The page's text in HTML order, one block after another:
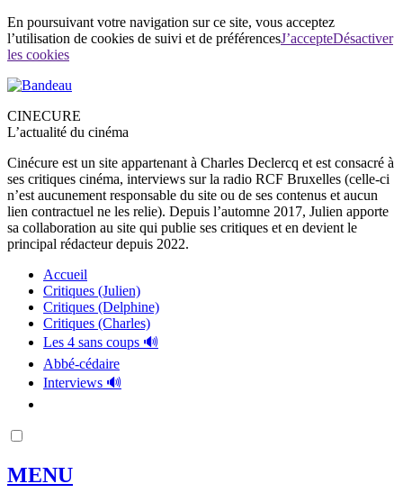
En poursuivant votre navigation sur ce site, vous acceptez
l’utilisation de cookies de suivi et de préférencesJ’accepteDésactiver
les cookies
CINECURE
L’actualité du cinéma
Cinécure est un site appartenant à Charles Declercq et est consacré à
ses critiques cinéma, interviews sur la radio RCF Bruxelles (celle-ci
n’est aucunement responsable du site ou de ses contenus et aucun
lien contractuel ne les relie). Depuis l’automne 2017, Julien apporte
sa collaboration au site qui publie ses critiques et en devient le
principal rédacteur depuis 2022.
Accueil
Critiques (Julien)
Critiques (Delphine)
Critiques (Charles)
Les 4 sans coups 🔊
Abbé-cédaire
Interviews 🔊
MENU